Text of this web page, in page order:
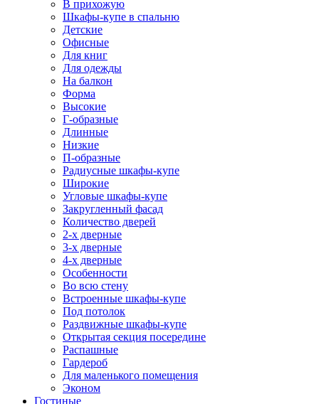
В прихожую
Шкафы-купе в спальню
Детские
Офисные
Для книг
Для одежды
На балкон
Форма
Высокие
Г-образные
Длинные
Низкие
П-образные
Радиусные шкафы-купе
Широкие
Угловые шкафы-купе
Закругленный фасад
Количество дверей
2-х дверные
3-х дверные
4-х дверные
Особенности
Во всю стену
Встроенные шкафы-купе
Под потолок
Раздвижные шкафы-купе
Открытая секция посередине
Распашные
Гардероб
Для маленького помещения
Эконом
Гостиные